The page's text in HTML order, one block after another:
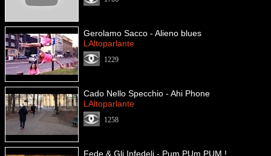
Gerolamo Sacco - Alieno blues
LAltoparlante
1229
Cado Nello Specchio - Ahi Phone
LAltoparlante
1258
Fede & Gli Infedeli - Pum PUm PUM !